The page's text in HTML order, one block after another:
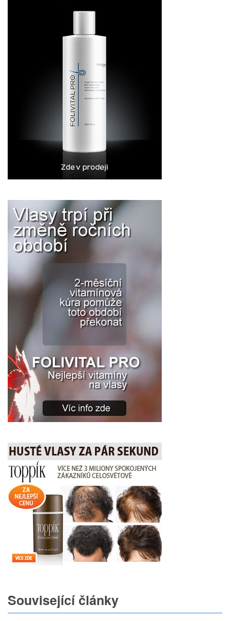
Související články